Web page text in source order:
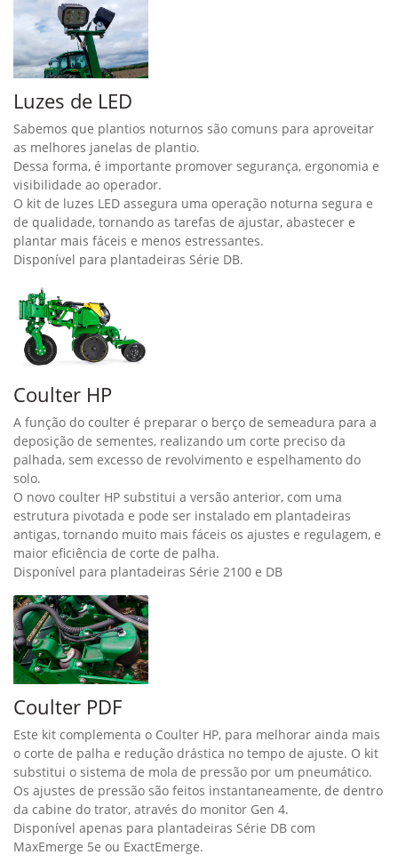
Luzes de LED
Sabemos que plantios noturnos são comuns para aproveitar
as melhores janelas de plantio.
Dessa forma, é importante promover segurança, ergonomia e
visibilidade ao operador.
O kit de luzes LED assegura uma operação noturna segura e
de qualidade, tornando as tarefas de ajustar, abastecer e
plantar mais fáceis e menos estressantes.
Disponível para plantadeiras Série DB.
Coulter HP
A função do coulter é preparar o berço de semeadura para a
deposição de sementes, realizando um corte preciso da
palhada, sem excesso de revolvimento e espelhamento do
solo.
O novo coulter HP substitui a versão anterior, com uma
estrutura pivotada e pode ser instalado em plantadeiras
antigas, tornando muito mais fáceis os ajustes e regulagem, e
maior eficiência de corte de palha.
Disponível para plantadeiras Série 2100 e DB
Coulter PDF
Este kit complementa o Coulter HP, para melhorar ainda mais
o corte de palha e redução drástica no tempo de ajuste. O kit
substitui o sistema de mola de pressão por um pneumático.
Os ajustes de pressão são feitos instantaneamente, de dentro
da cabine do trator, através do monitor Gen 4.
Disponível apenas para plantadeiras Série DB com
MaxEmerge 5e ou ExactEmerge.